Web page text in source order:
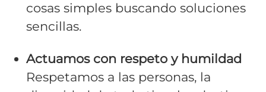
cosas simples buscando soluciones
sencillas.
Actuamos con respeto y humildad
Respetamos a las personas, la